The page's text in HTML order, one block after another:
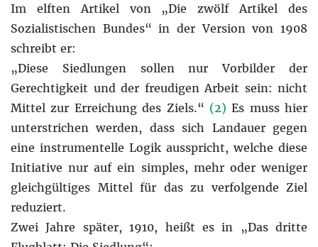
Im elften Artikel von „Die zwölf Artikel des
Sozialistischen Bundes“ in der Version von 1908
schreibt er:
„Diese Siedlungen sollen nur Vorbilder der
Gerechtigkeit und der freudigen Arbeit sein: nicht
Mittel zur Erreichung des Ziels.“ (2) Es muss hier
unterstrichen werden, dass sich Landauer gegen
eine instrumentelle Logik ausspricht, welche diese
Initiative nur auf ein simples, mehr oder weniger
gleichgültiges Mittel für das zu verfolgende Ziel
reduziert.
Zwei Jahre später, 1910, heißt es in „Das dritte